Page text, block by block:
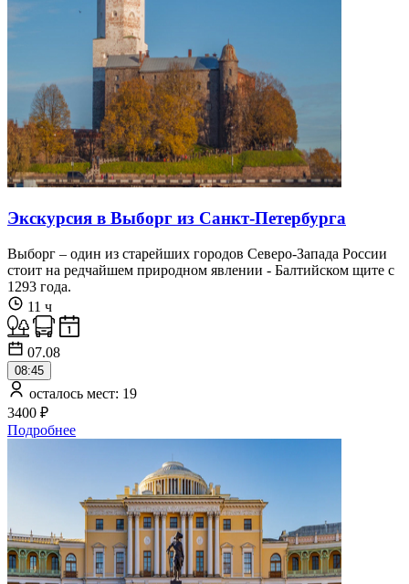
Экскурсия в Выборг из Санкт-Петербурга
Выборг – один из старейших городов Северо-Запада России
стоит на редчайшем природном явлении - Балтийском щите с
1293 года.
11 ч
07.08
08:45
осталось мест: 19
3400 ₽
Подробнее